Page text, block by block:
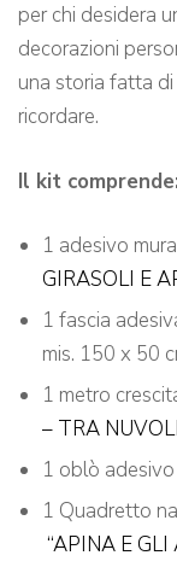
per chi desidera
decorazioni
una storia fatta
ricordare.
Il kit comprende:
1 adesivo
GIRASOLI E
1 fascia
mis. 150 x 50
1 metro
– TRA
1 oblò adesivo
1 Quadretto
“APINA E